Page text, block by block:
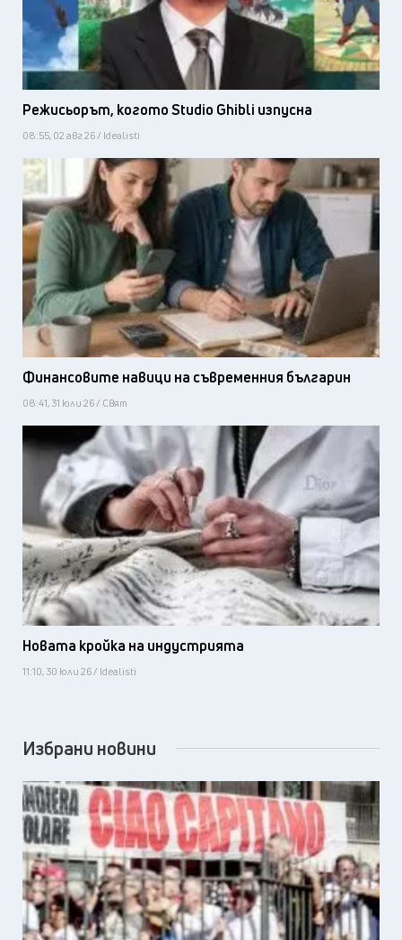
Режисьорът, когото Studio Ghibli изпусна
08:55, 02 авг 26 / Idealisti
Финансовите навици на съвременния българин
08:41, 31 юли 26 / Свят
Новата кройка на индустрията
11:10, 30 юли 26 / Idealisti
Избрани новини